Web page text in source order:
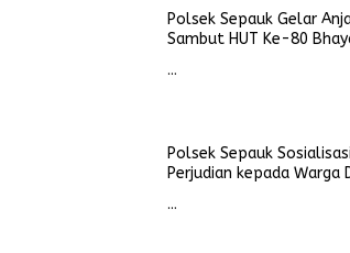
Polsek Sepauk Gelar
Sambut HUT Ke-80
…
Polsek Sepauk
Perjudian kepada Warga
…